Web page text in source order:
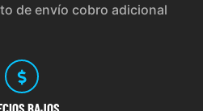
de envío cobro adicional